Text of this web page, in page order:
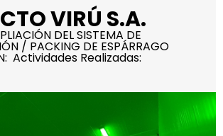
VIRÚ S.A.
DEL SISTEMA DE
/ PACKING DE ESPÁRRAGO
Actividades Realizadas: